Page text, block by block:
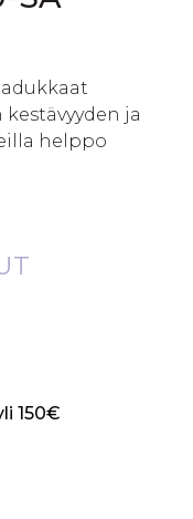
ja
helppo
150€